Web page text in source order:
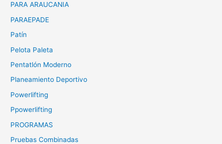
PARA ARAUCANIA
PARAEPADE
Patín
Pelota Paleta
Pentatlón Moderno
Planeamiento Deportivo
Powerlifting
Ppowerlifting
PROGRAMAS
Pruebas Combinadas